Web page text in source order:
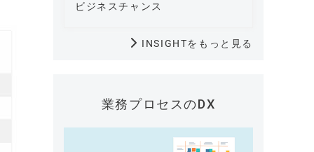
ビジネスチャンス
INSIGHTをもっと見る
業務プロセスのDX